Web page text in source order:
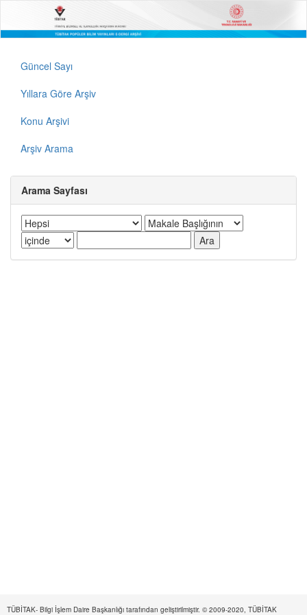
Güncel Sayı
Yıllara Göre Arşiv
Konu Arşivi
Arşiv Arama
Arama Sayfası
TÜBİTAK- Bilgi İşlem Daire Başkanlığı tarafından geliştirilmiştir. © 2009-2020, TÜBİTAK